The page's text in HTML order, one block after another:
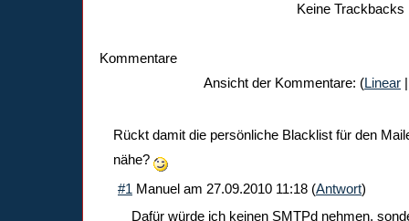
Keine Trackbacks
Kommentare
Ansicht der Kommentare: (Linear
Rückt damit die persönliche Blacklist für den
nähe?
#1 Manuel am 27.09.2010 11:18 (Antwort)
Dafür würde ich keinen SMTPd nehmen,